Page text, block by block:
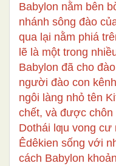
Babylon nằm bên
nhánh sông đào
qua lại nằm phiá
lẽ là một trong
Babylon đã cho
người đào con
ngôi làng nhỏ tên
chết, và được chôn
Dothái lƣu vong cư
Êdêkien sống với
cách Babylon